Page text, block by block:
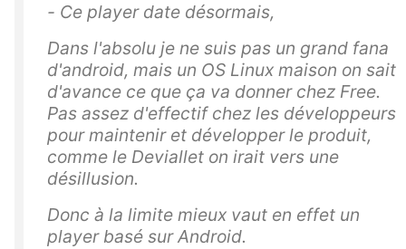
- Ce player date désormais,
Dans l'absolu je ne suis pas un grand fana
d'android, mais un OS Linux maison on sait
d'avance ce que ça va donner chez Free.
Pas assez d'effectif chez les développeurs
pour maintenir et développer le produit,
comme le Deviallet on irait vers une
désillusion.
Donc à la limite mieux vaut en effet un
player basé sur Android.